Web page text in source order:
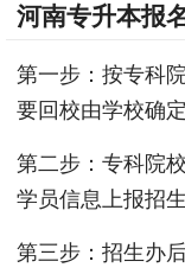
河南专升本报
第一步：按专科
要回校由学校确定
第二步：专科院
学员信息上报招生
第三步：招生办